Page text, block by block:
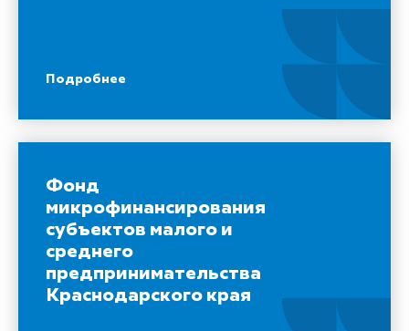
Подробнее
Фонд
микрофинансирования
субъектов малого и
среднего
предпринимательства
Краснодарского края